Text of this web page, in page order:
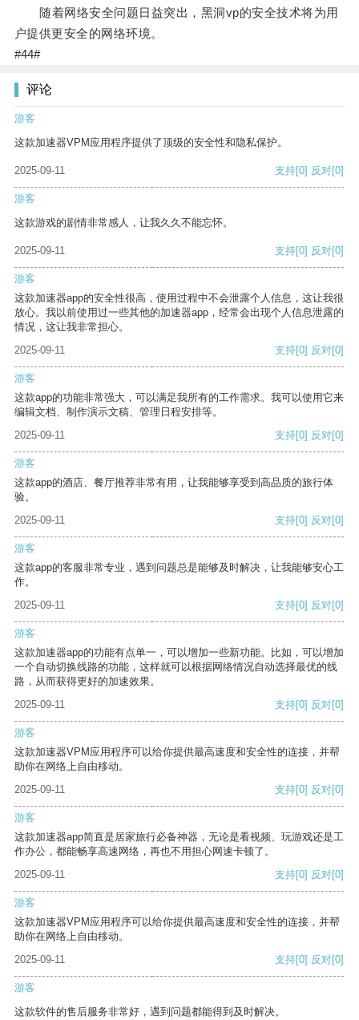
随着网络安全问题日益突出，黑洞vp的安全技术将为用
户提供更安全的网络环境。
#44#
评论
游客
这款加速器VPM应用程序提供了顶级的安全性和隐私保护。
2025-09-11 支持[0] 反对[0]
游客
这款游戏的剧情非常感人，让我久久不能忘怀。
2025-09-11 支持[0] 反对[0]
游客
这款加速器app的安全性很高，使用过程中不会泄露个人信息，这让我很
放心。我以前使用过一些其他的加速器app，经常会出现个人信息泄露的
情况，这让我非常担心。
2025-09-11
支持[0] 反对[0]
游客
这款app的功能非常强大，可以满足我所有的工作需求。我可以使用它来
编辑文档、制作演示文稿、管理日程安排等。
2025-09-11
支持[0] 反对[0]
游客
这款app的酒店、餐厅推荐非常有用，让我能够享受到高品质的旅行体
验。
2025-09-11
支持[0] 反对[0]
游客
这款app的客服非常专业，遇到问题总是能够及时解决，让我能够安心工
作。
2025-09-11
支持[0] 反对[0]
游客
这款加速器app的功能有点单一，可以增加一些新功能。比如，可以增加
一个自动切换线路的功能，这样就可以根据网络情况自动选择最优的线
路，从而获得更好的加速效果。
2025-09-11
支持[0] 反对[0]
游客
这款加速器VPM应用程序可以给你提供最高速度和安全性的连接，并帮
助你在网络上自由移动。
2025-09-11
支持[0] 反对[0]
游客
这款加速器app简直是居家旅行必备神器，无论是看视频、玩游戏还是工
作办公，都能畅享高速网络，再也不用担心网速卡顿了。
2025-09-11
支持[0] 反对[0]
游客
这款加速器VPM应用程序可以给你提供最高速度和安全性的连接，并帮
助你在网络上自由移动。
2025-09-11
支持[0] 反对[0]
游客
这款软件的售后服务非常好，遇到问题都能得到及时解决。